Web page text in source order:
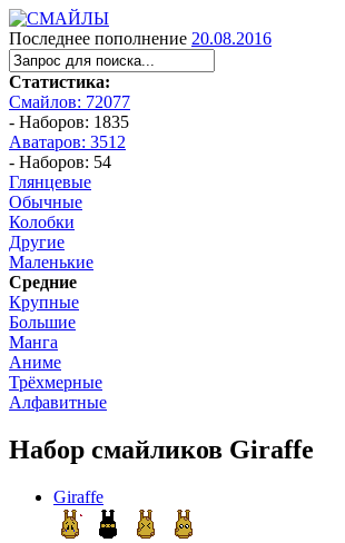
Последнее пополнение 20.08.2016
Статистика:
Смайлов: 72077
- Наборов: 1835
Аватаров: 3512
- Наборов: 54
Глянцевые
Обычные
Колобки
Другие
Маленькие
Средние
Крупные
Большие
Манга
Аниме
Трёхмерные
Алфавитные
Набор смайликов Giraffe
Giraffe